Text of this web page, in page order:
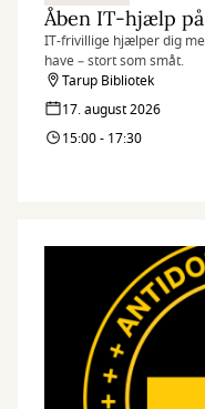
Åben IT-hjælp
IT-frivillige hjælper dig
have – stort som småt.
Tarup Bibliotek
17. august 2026
15:00 - 17:30